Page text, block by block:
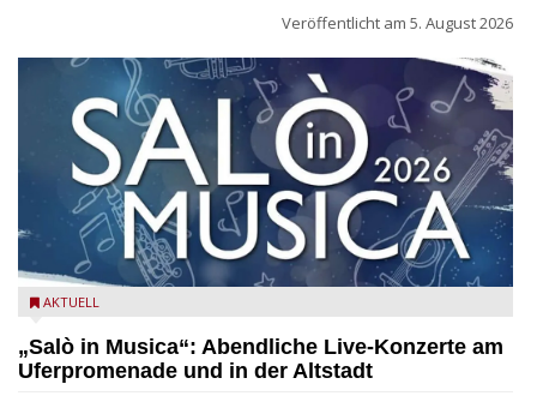
Veröffentlicht am 5. August 2026
Salò in Musica 2026
AKTUELL
„Salò in Musica“: Abendliche Live-Konzerte am
Uferpromenade und in der Altstadt